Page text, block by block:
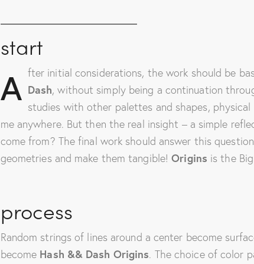
start
A fter initial considerations, the work should be
Dash, without simply being a continuation
studies with other palettes and shapes,
me anywhere. But then the real insight – a simple
come from? The final work should answer this
geometries and make them tangible!Origins is the
process
Random strings of lines around a center become
become Hash && Dash Origins. The choice of color